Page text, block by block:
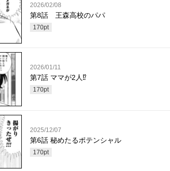
2026/02/08
第8話 王森高校のパパ
170pt
2026/01/11
第7話 ママが2人⁉
170pt
2025/12/07
第6話 秘めたるポテンシャル
170pt